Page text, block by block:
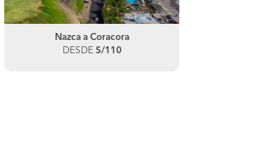
Nazca a Coracora
DESDE S/110